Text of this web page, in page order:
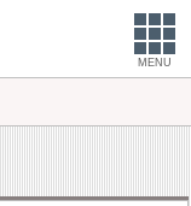
MENU